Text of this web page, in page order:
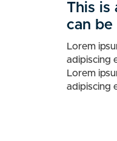
This is
can be
Lorem
adipiscing
Lorem
adipiscing